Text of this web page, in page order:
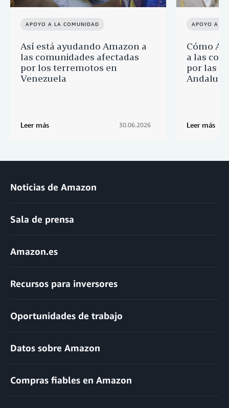
APOYO A LA COMUNIDAD
Así está ayudando Amazon a
las comunidades afectadas
por los terremotos en
Venezuela
Leer más 30.06.2026
APOYO A LA
Cómo
a las
por las
Leer más
Noticias de Amazon
Sala de prensa
Amazon.es
Recursos para inversores
Oportunidades de trabajo
Datos sobre Amazon
Compras fiables en Amazon